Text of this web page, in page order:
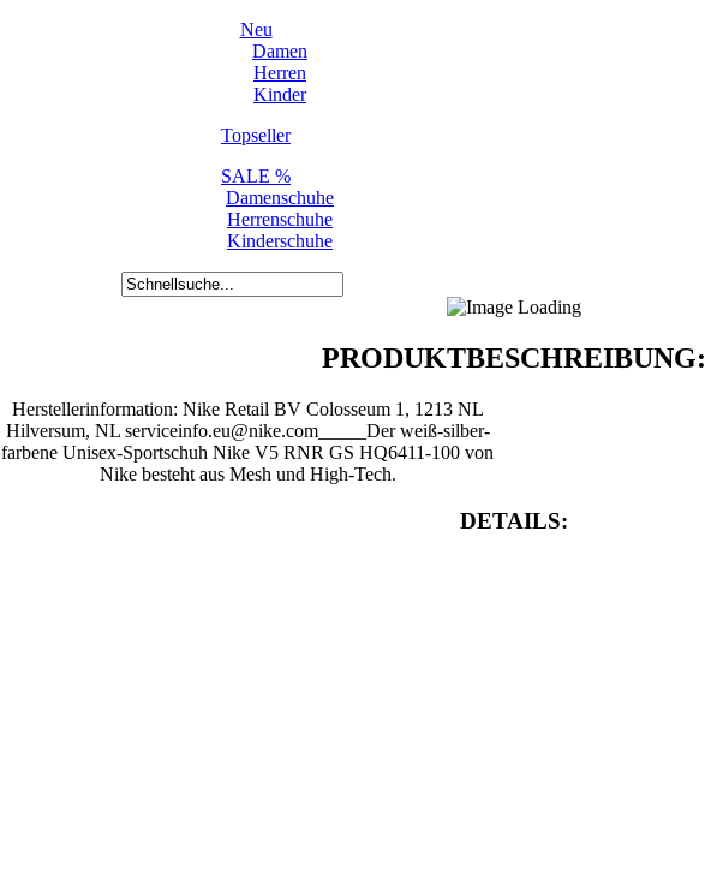
Neu
Damen
Herren
Kinder
Topseller
SALE %
Damenschuhe
Herrenschuhe
Kinderschuhe
PRODUKTBESCHREIBUNG:
Herstellerinformation: Nike Retail BV Colosseum 1, 1213 NL
Hilversum, NL serviceinfo.eu@nike.com_____Der weiß-silber-
farbene Unisex-Sportschuh Nike V5 RNR GS HQ6411-100 von
Nike besteht aus Mesh und High-Tech.
DETAILS: